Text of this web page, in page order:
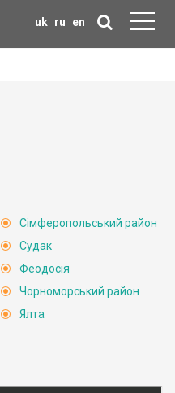
uk ru en
Сімферопольський район
Судак
Феодосія
Чорноморський район
Ялта